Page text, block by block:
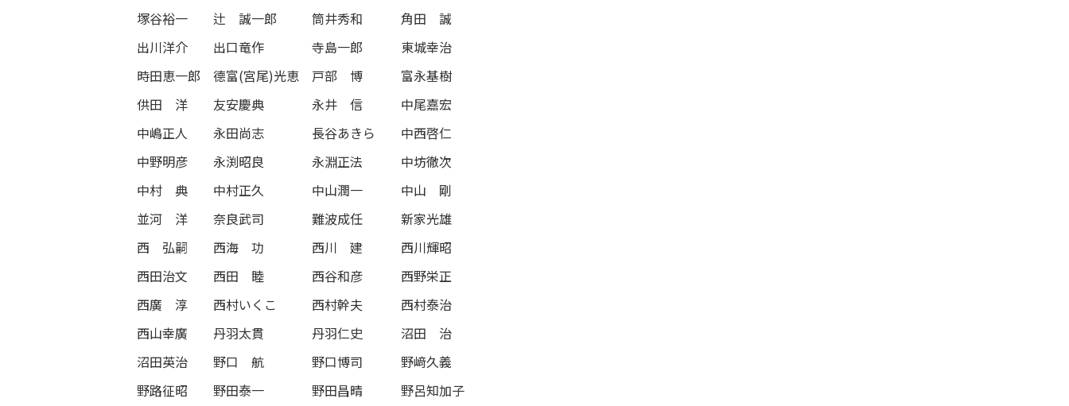
塚谷裕一
辻 誠一郎 筒井秀和
角田 誠
出川洋介
出口竜作 寺島一郎
東城幸治
時田恵一郎
德富(宮尾)光恵 戸部 博
富永基樹
供田 洋
友安慶典 永井 信
中尾嘉宏
中嶋正人
永田尚志 長谷あきら
中西啓仁
中野明彦
永渕昭良 永淵正法
中坊徹次
中村 典
中村正久 中山潤一
中山 剛
並河 洋
奈良武司 難波成任
新家光雄
西 弘嗣
西海 功 西川 建
西川輝昭
西田治文
西田 睦 西谷和彦
西野栄正
西廣 淳
西村いくこ 西村幹夫
西村泰治
西山幸廣
丹羽太貫 丹羽仁史
沼田 治
沼田英治
野口 航 野口博司
野﨑久義
野路征昭
野田泰一 野田昌晴 野呂知加子